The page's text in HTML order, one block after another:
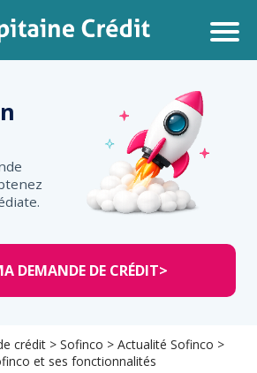
DEMANDE DE CRÉDIT>
crédit > Sofinco > Actualité Sofinco >
et ses fonctionnalités